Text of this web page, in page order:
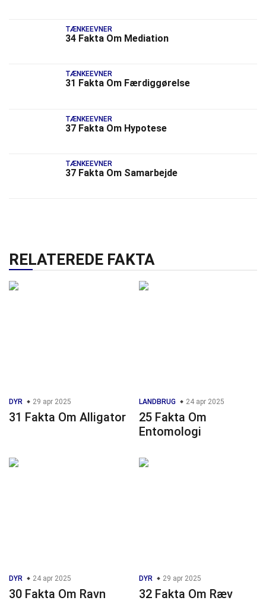
TÆNKEEVNER
34 Fakta Om Mediation
TÆNKEEVNER
31 Fakta Om Færdiggørelse
TÆNKEEVNER
37 Fakta Om Hypotese
TÆNKEEVNER
37 Fakta Om Samarbejde
RELATEREDE FAKTA
DYR 29 apr 2025
31 Fakta Om Alligator
LANDBRUG 24 apr 2025
25 Fakta Om
Entomologi
DYR 24 apr 2025
30 Fakta Om Ravn
DYR 29 apr 2025
32 Fakta Om Ræv